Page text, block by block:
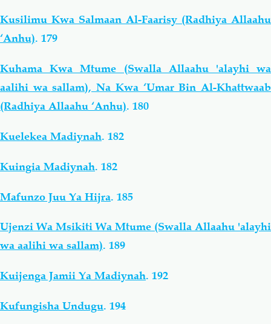
Kusilimu Kwa Salmaan Al-Faarisy (Radhiya Allaahu
‘Anhu). 179
Kuhama Kwa Mtume (Swalla Allaahu 'alayhi wa
aalihi wa sallam), Na Kwa ‘Umar Bin Al-Khattwaab
(Radhiya Allaahu ‘Anhu). 180
Kuelekea Madiynah. 182
Kuingia Madiynah. 182
Mafunzo Juu Ya Hijra. 185
Ujenzi Wa Msikiti Wa Mtume (Swalla Allaahu 'alayhi
wa aalihi wa sallam). 189
Kuijenga Jamii Ya Madiynah. 192
Kufungisha Undugu. 194